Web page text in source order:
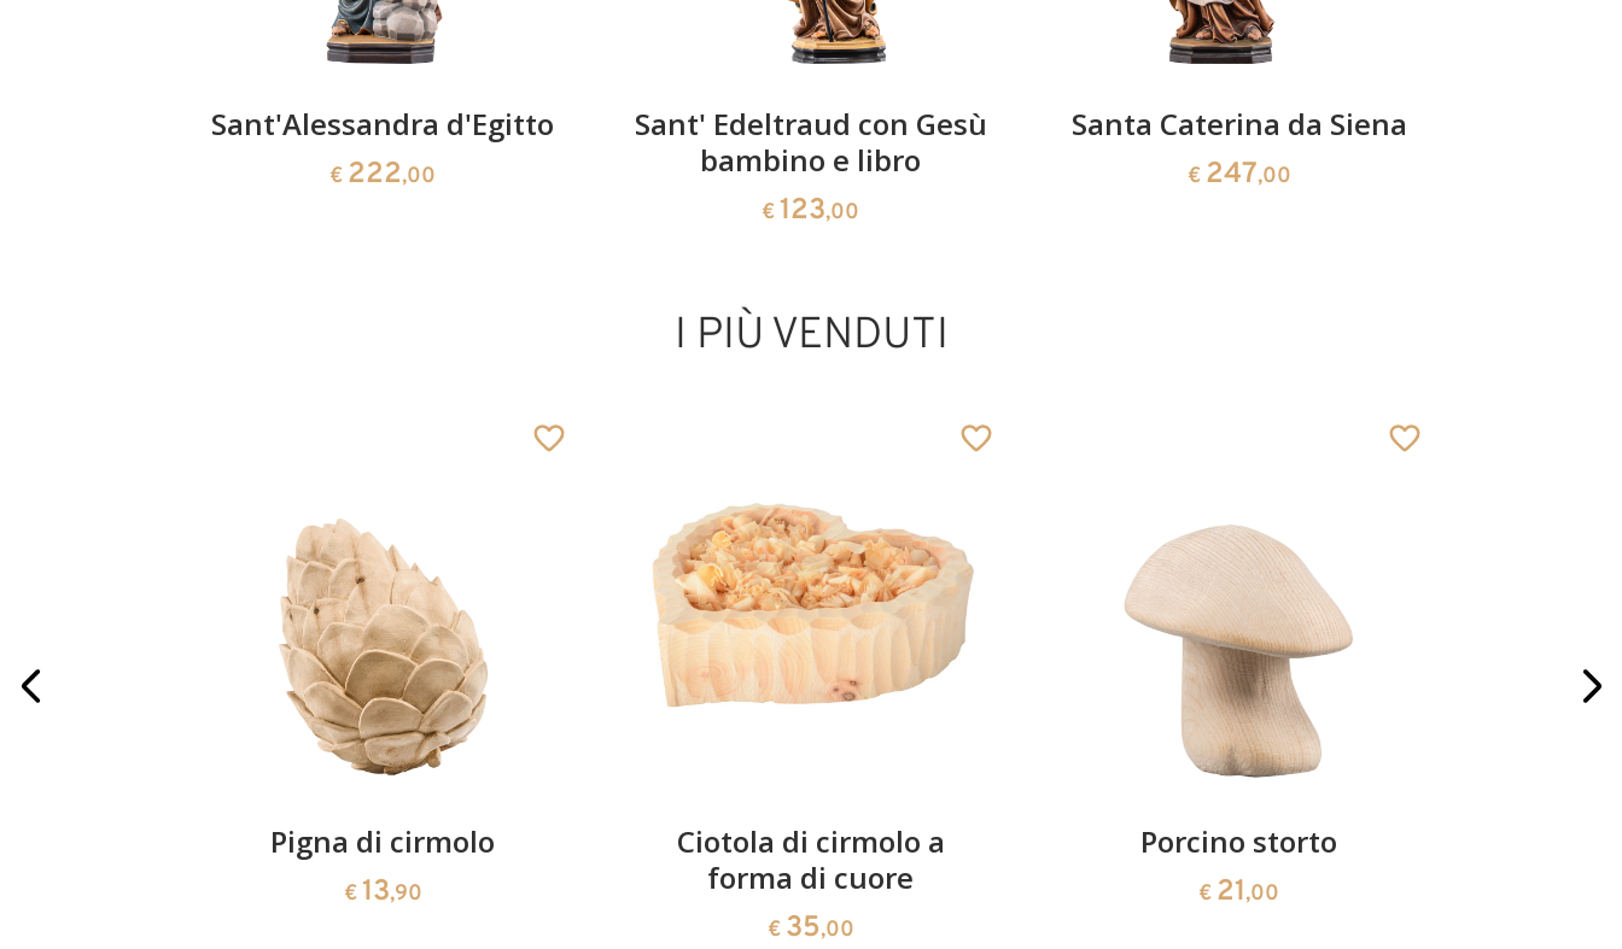
Sant'Alessandra d'Egitto
€ 222,00
Sant' Edeltraud con Gesù
bambino e libro
€ 123,00
Santa Caterina da Siena
€ 247,00
I PIÙ VENDUTI
Pigna di cirmolo
€ 13,90
Ciotola di cirmolo a
forma di cuore
€ 35,00
Porcino storto
€ 21,00